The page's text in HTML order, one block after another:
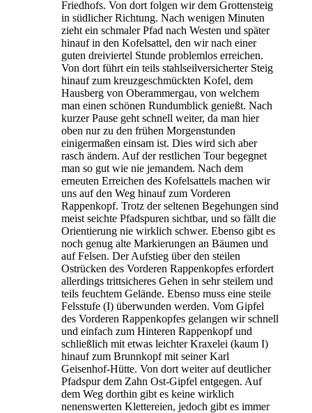
Friedhofs. Von dort folgen wir dem Grottensteig
in südlicher Richtung. Nach wenigen Minuten
zieht ein schmaler Pfad nach Westen und später
hinauf in den Kofelsattel, den wir nach einer
guten dreiviertel Stunde problemlos erreichen.
Von dort führt ein teils stahlseilversicherter Steig
hinauf zum kreuzgeschmückten Kofel, dem
Hausberg von Oberammergau, von welchem
man einen schönen Rundumblick genießt. Nach
kurzer Pause geht schnell weiter, da man hier
oben nur zu den frühen Morgenstunden
einigermaßen einsam ist. Dies wird sich aber
rasch ändern. Auf der restlichen Tour begegnet
man so gut wie nie jemandem. Nach dem
erneuten Erreichen des Kofelsattels machen wir
uns auf den Weg hinauf zum Vorderen
Rappenkopf. Trotz der seltenen Begehungen sind
meist seichte Pfadspuren sichtbar, und so fällt die
Orientierung nie wirklich schwer. Ebenso gibt es
noch genug alte Markierungen an Bäumen und
auf Felsen. Der Aufstieg über den steilen
Ostrücken des Vorderen Rappenkopfes erfordert
allerdings trittsicheres Gehen in sehr steilem und
teils feuchtem Gelände. Ebenso muss eine steile
Felsstufe (I) überwunden werden. Vom Gipfel
des Vorderen Rappenkopfes gelangen wir schnell
und einfach zum Hinteren Rappenkopf und
schließlich mit etwas leichter Kraxelei (kaum I)
hinauf zum Brunnkopf mit seiner Karl
Geisenhof-Hütte. Von dort weiter auf deutlicher
Pfadspur dem Zahn Ost-Gipfel entgegen. Auf
dem Weg dorthin gibt es keine wirklich
nenenswerten Klettereien, jedoch gibt es immer